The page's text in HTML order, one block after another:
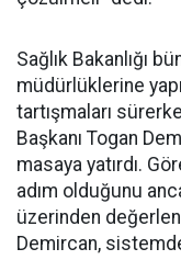
Sağlık Bakanlığı
müdürlüklerine
tartışmaları
Başkanı Togan
masaya yatırdı.
adım olduğunu
üzerinden
Demircan,